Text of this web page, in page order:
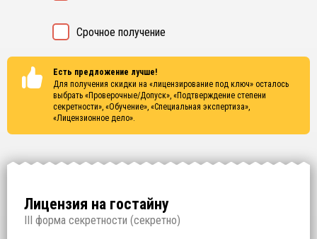
Срочное получение
Есть предложение лучше!
Для получения скидки на «лицензирование под ключ» осталось
выбрать «Проверочные/Допуск», «Подтверждение степени
секретности», «Обучение», «Специальная экспертиза»,
«Лицензионное дело».
Лицензия на гостайну
III форма секретности (секретно)